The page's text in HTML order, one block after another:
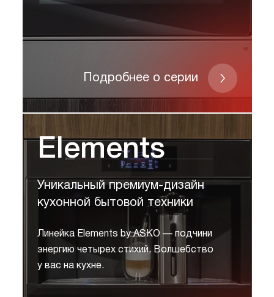
Подробнее о серии
Elements
Уникальный премиум-дизайн
кухонной бытовой техники
Линейка Elements by ASKO — подчини
энергию четырех стихий. Волшебство
у вас на кухне.